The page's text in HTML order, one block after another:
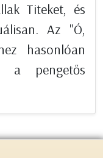
Titeket, és
Az "Ó,
hasonlóan
a pengetős